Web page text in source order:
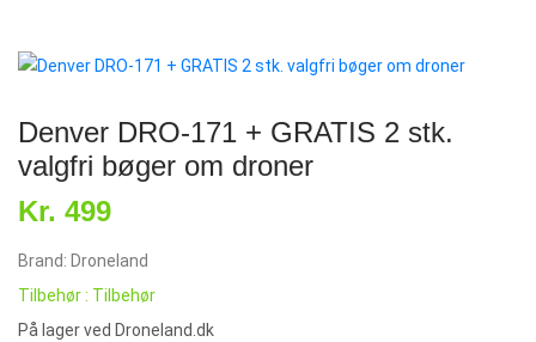
Denver DRO-171 + GRATIS 2 stk.
valgfri bøger om droner
Kr. 499
Brand: Droneland
Tilbehør : Tilbehør
På lager ved Droneland.dk